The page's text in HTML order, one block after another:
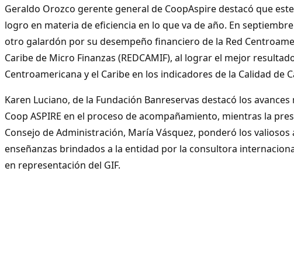
Geraldo Orozco gerente general de CoopAspire destacó que
logro en materia de eficiencia en lo que va de año. En
otro galardón por su desempeño financiero de la Red
Caribe de Micro Finanzas (REDCAMIF), al lograr el mejor
Centroamericana y el Caribe en los indicadores de la Calidad de
Karen Luciano, de la Fundación Banreservas destacó los
Coop ASPIRE en el proceso de acompañamiento, mientras la
Consejo de Administración, María Vásquez, ponderó los valiosos
enseñanzas brindados a la entidad por la consultora
en representación del GIF.